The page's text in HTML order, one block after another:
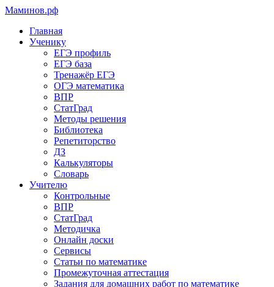
Маминов.рф
Главная
Ученику
ЕГЭ профиль
ЕГЭ база
Тренажёр ЕГЭ
ОГЭ математика
ВПР
СтатГрад
Методы решения
Библиотека
Репетиторство
ДЗ
Калькуляторы
Словарь
Учителю
Контрольные
ВПР
СтатГрад
Методичка
Онлайн доски
Сервисы
Статьи по математике
Промежуточная аттестация
Задания для домашних работ по математике